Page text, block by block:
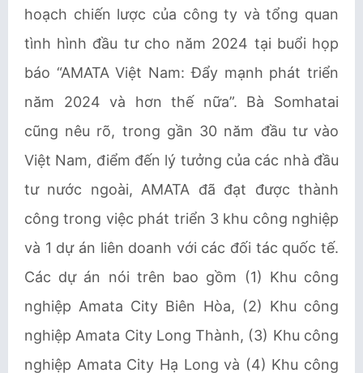
hoạch chiến lược của công ty và tổng quan
tình hình đầu tư cho năm 2024 tại buổi họp
báo “AMATA Việt Nam: Đẩy mạnh phát triển
năm 2024 và hơn thế nữa”. Bà Somhatai
cũng nêu rõ, trong gần 30 năm đầu tư vào
Việt Nam, điểm đến lý tưởng của các nhà đầu
tư nước ngoài, AMATA đã đạt được thành
công trong việc phát triển 3 khu công nghiệp
và 1 dự án liên doanh với các đối tác quốc tế.
Các dự án nói trên bao gồm (1) Khu công
nghiệp Amata City Biên Hòa, (2) Khu công
nghiệp Amata City Long Thành, (3) Khu công
nghiệp Amata City Hạ Long và (4) Khu công